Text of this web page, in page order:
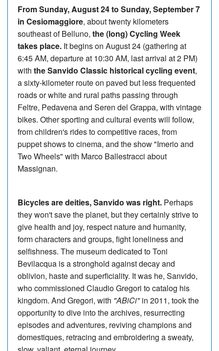
From Sunday, August 24 to Sunday, September 7
in Cesiomaggiore, about twenty kilometers
southeast of Belluno, the (long) Cycling Week
takes place. It begins on August 24 (gathering at
6:45 AM, departure at 10:30 AM, last arrival at 2 PM)
with the Sanvido Classic historical cycling event,
a sixty-kilometer route on paved but less frequented
roads or white and rural paths passing through
Feltre, Pedavena and Seren del Grappa, with vintage
bikes. Other sporting and cultural events will follow,
from children's rides to competitive races, from
puppet shows to cinema, and the show "Imerio and
Two Wheels" with Marco Ballestracci about
Massignan.
Bicycles are deities, Sanvido was right. Perhaps
they won't save the planet, but they certainly strive to
give health and joy, respect nature and humanity,
form characters and groups, fight loneliness and
selfishness. The museum dedicated to Toni
Bevilacqua is a stronghold against decay and
oblivion, haste and superficiality. It was he, Sanvido,
who commissioned Claudio Gregori to catalog his
kingdom. And Gregori, with "ABiCi"in 2011, took the
opportunity to dive into the archives, resurrecting
episodes and adventures, reviving champions and
domestiques, retracing and embroidering a sweaty,